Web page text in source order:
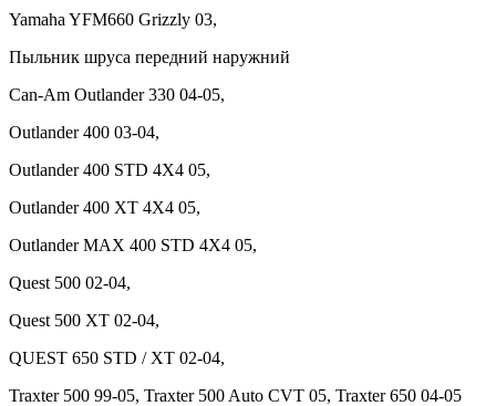
Yamaha YFM660 Grizzly 03,
Пыльник шруса передний наружний
Can-Am Outlander 330 04-05,
Outlander 400 03-04,
Outlander 400 STD 4X4 05,
Outlander 400 XT 4X4 05,
Outlander MAX 400 STD 4X4 05,
Quest 500 02-04,
Quest 500 XT 02-04,
QUEST 650 STD / XT 02-04,
Traxter 500 99-05, Traxter 500 Auto CVT 05, Traxter 650 04-05